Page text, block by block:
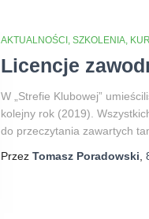
AKTUALNOŚCI, SZKOLENIA,
Licencje
W „Strefie Klubowej”
kolejny rok (2019).
do przeczytania zawartych
Przez Tomasz Poradowski